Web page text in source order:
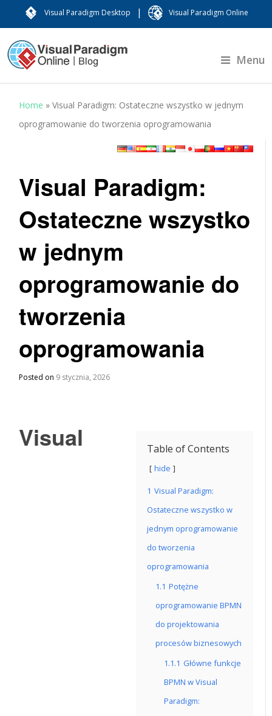
Visual Paradigm Desktop | Visual Paradigm Online
Menu
Home »Visual Paradigm: Ostateczne wszystko w jednym
oprogramowanie do tworzenia oprogramowania
Visual Paradigm:
Ostateczne wszystko
w jednym
oprogramowanie do
tworzenia
oprogramowania
Posted on 9 stycznia, 2026
Table of Contents
hide
1 Visual Paradigm:
Ostateczne wszystko w
jednym oprogramowanie
do tworzenia
oprogramowania
1.1 Potężne
oprogramowanie BPMN
do projektowania
procesów biznesowych
1.1.1 Główne funkcje
BPMN w Visual
Paradigm:
Visual